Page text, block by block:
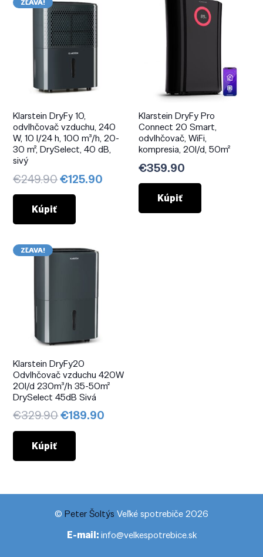
ZĽAVA!
Klarstein DryFy 10,
odvlhčovač vzduchu, 240
W, 10 l/24 h, 100 m³/h, 20-
30 m², DrySelect, 40 dB,
sivý
€249.90Pôvodná
cena
€249.90.
€125.90
Kúpiť
Klarstein DryFy Pro
Connect 20 Smart,
odvlhčovač, WiFi,
kompresia, 20l/d, 50m²
€359.90
Kúpiť
ZĽAVA!
Klarstein DryFy20
Odvlhčovač vzduchu 420W
20l/d 230m³/h 35-50m²
DrySelect 45dB Sivá
€329.90Pôvodná
cena
€329.90.
€189.90
Kúpiť
© Peter Šoltýs Veľké spotrebiče 2026
E-mail:info@velkespotrebice.sk